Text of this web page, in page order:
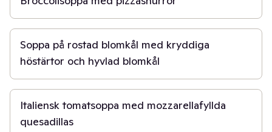
50 min
Soppa på rostad blomkål med kryddiga
höstärtor och hyvlad blomkål
30 min
Italiensk tomatsoppa med mozzarellafyllda
quesadillas